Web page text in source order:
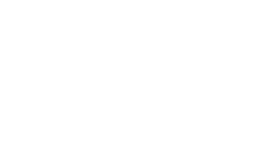
rentrée scolaire de
fournitures scolaires, les vêtements